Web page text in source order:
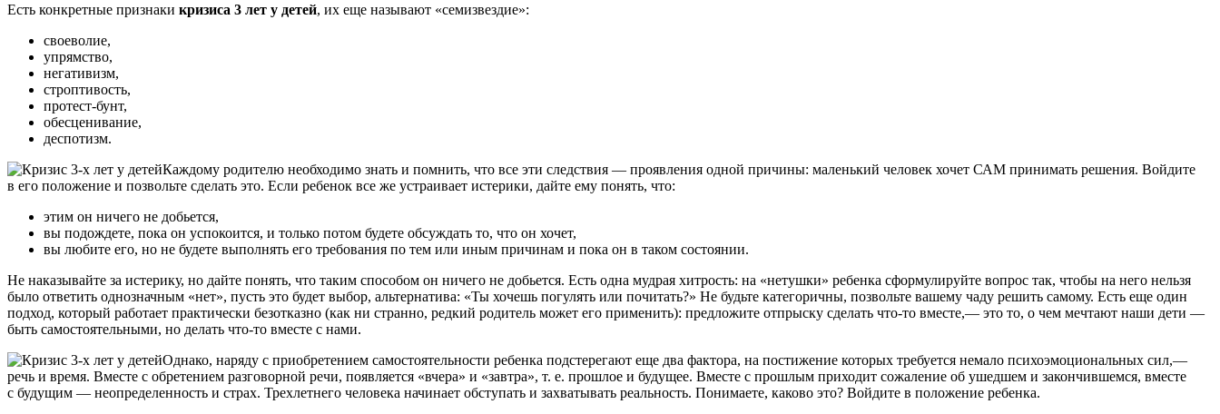
Есть конкретные признаки кризиса 3 лет у детей, их еще называют «семизвездие»:
своеволие,
упрямство,
негативизм,
строптивость,
протест-бунт,
обесценивание,
деспотизм.
Каждому родителю необходимо знать и помнить, что все эти следствия — проявления одной причины: маленький человек хочет САМ принимать решения. Войдите
в его положение и позвольте сделать это. Если ребенок все же устраивает истерики, дайте ему понять, что:
этим он ничего не добьется,
вы подождете, пока он успокоится, и только потом будете обсуждать то, что он хочет,
вы любите его, но не будете выполнять его требования по тем или иным причинам и пока он в таком состоянии.
Не наказывайте за истерику, но дайте понять, что таким способом он ничего не добьется. Есть одна мудрая хитрость: на «нетушки» ребенка сформулируйте вопрос так, чтобы на него нельзя
было ответить однозначным «нет», пусть это будет выбор, альтернатива: «Ты хочешь погулять или почитать?» Не будьте категоричны, позвольте вашему чаду решить самому. Есть еще один
подход, который работает практически безотказно (как ни странно, редкий родитель может его применить): предложите отпрыску сделать что-то вместе,— это то, о чем мечтают наши дети —
быть самостоятельными, но делать что-то вместе с нами.
Однако, наряду с приобретением самостоятельности ребенка подстерегают еще два фактора, на постижение которых требуется немало психоэмоциональных сил,—
речь и время. Вместе с обретением разговорной речи, появляется «вчера» и «завтра», т. е. прошлое и будущее. Вместе с прошлым приходит сожаление об ушедшем и закончившемся, вместе
с будущим — неопределенность и страх. Трехлетнего человека начинает обступать и захватывать реальность. Понимаете, каково это? Войдите в положение ребенка.